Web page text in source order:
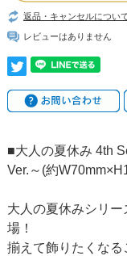
返品・キャンセルについ
レビューはありません
■大人の夏休み 4th
Ver.～(約
大人の夏休みシリ
場！
揃えて飾りたくなる